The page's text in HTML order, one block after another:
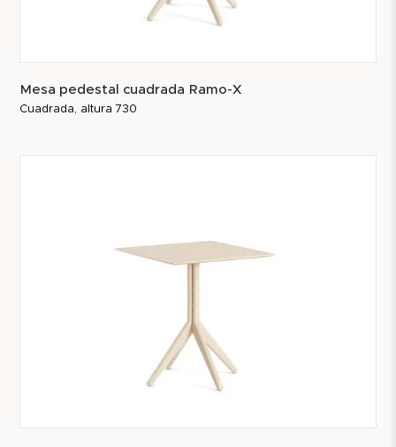
Mesa pedestal cuadrada Ramo-X
Cuadrada, altura 730